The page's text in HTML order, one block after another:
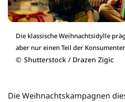
Die klassische Weihnachtsidylle
aber nur einen Teil der
© Shutterstock / Drazen Zigic
Die Weihnachtskampagnen